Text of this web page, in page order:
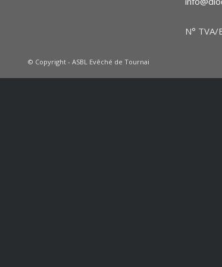
N° TVA/
© Copyright - ASBL Evêché de Tournai